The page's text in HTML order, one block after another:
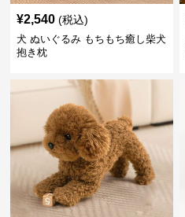
¥2,540 (税込)
犬 ぬいぐるみ もちもち癒し柴犬
抱き枕